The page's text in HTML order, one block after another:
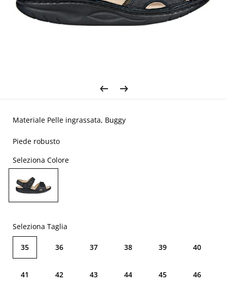
Materiale Pelle ingrassata, Buggy
Piede robusto
Seleziona Taglia
35 36 37 38 39 40
41 42 43 44 45 46
Seleziona Colore